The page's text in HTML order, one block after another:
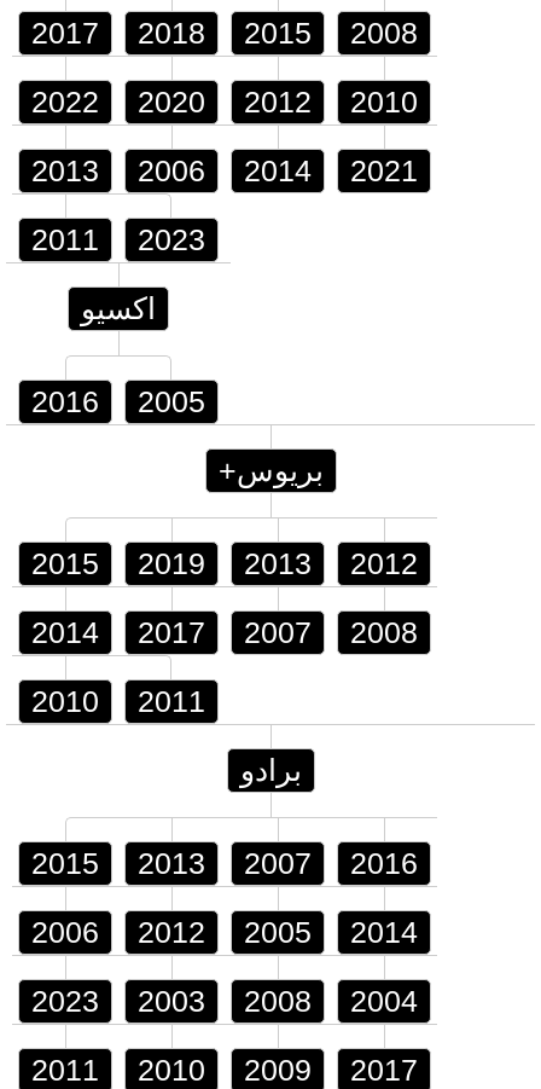
2017 2018 2015 2008
2022 2020 2012 2010
2013 2006 2014 2021
2011 2023
اكسيو
2016 2005
بريوس+
2015 2019 2013 2012
2014 2017 2007 2008
2010 2011
برادو
2015 2013 2007 2016
2006 2012 2005 2014
2023 2003 2008 2004
2011 2010 2009 2017